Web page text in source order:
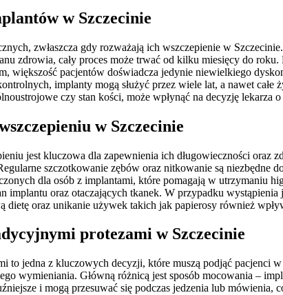
w Szczecinie
zwłaszcza gdy rozważają ich wszczepienie w
zdrowia, cały proces może trwać od kilku miesięcy do
większość pacjentów doświadcza jedynie niewielkiego
implanty mogą służyć przez wiele lat, a nawet całe
czy stan kości, może wpłynąć na decyzję lekarza
w Szczecinie
jest kluczowa dla zapewnienia ich długowieczności oraz
szczotkowanie zębów oraz nitkowanie są
dla osób z implantami, które pomagają w utrzymaniu
implantu oraz otaczających tkanek. W przypadku
oraz unikanie używek takich jak papierosy również
protezami w Szczecinie
to jedna z kluczowych decyzji, które muszą podjąć pacjenci
wymieniania. Główną różnicą jest sposób mocowania –
i mogą przesuwać się podczas jedzenia lub